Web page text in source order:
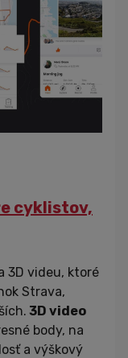
cyklistov,
3D videu, ktoré
Strava,
3D video
body, na
a výškový